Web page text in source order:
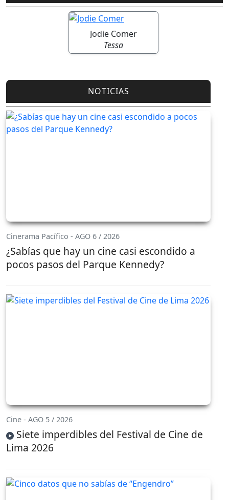
Jodie Comer
Tessa
NOTICIAS
Cinerama Pacífico - AGO 6 / 2026
¿Sabías que hay un cine casi escondido a
pocos pasos del Parque Kennedy?
Cine - AGO 5 / 2026
Siete imperdibles del Festival de Cine de
Lima 2026